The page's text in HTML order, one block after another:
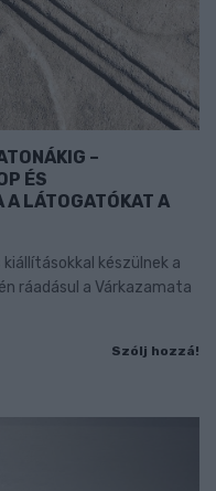
–
ÉS
A LÁTOGATÓKAT A
kiállításokkal készülnek a
ráadásul a Várkazamata
Szólj hozzá!